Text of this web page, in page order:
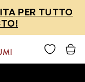
PER TUTTO